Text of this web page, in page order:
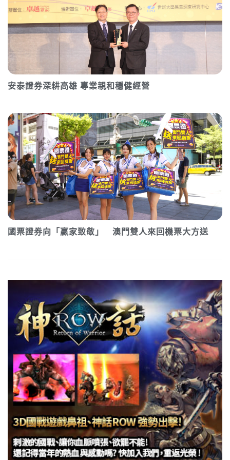
安泰證券深耕高雄 專業親和穩健經營
國票證券向「贏家致敬」 澳門雙人來回機票大方送